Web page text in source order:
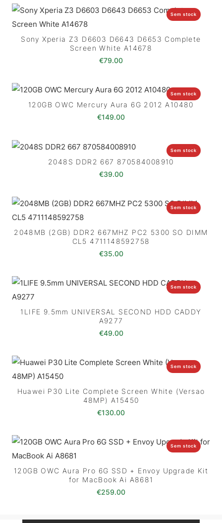
Sem stock
Sony Xperia Z3 D6603 D6643 D6653 Complete
Screen White A14678
€79.00
Sem stock
120GB OWC Mercury Aura 6G 2012 A10480
€149.00
Sem stock
2048S DDR2 667 870584008910
€39.00
Sem stock
2048MB (2GB) DDR2 667MHZ PC2 5300 SO DIMM
CL5 4711148592758
€35.00
Sem stock
1LIFE 9.5mm UNIVERSAL SECOND HDD CADDY
A9277
€49.00
Sem stock
Huawei P30 Lite Complete Screen White (Versao
48MP) A15450
€130.00
Sem stock
120GB OWC Aura Pro 6G SSD + Envoy Upgrade Kit
for MacBook Ai A8681
€259.00